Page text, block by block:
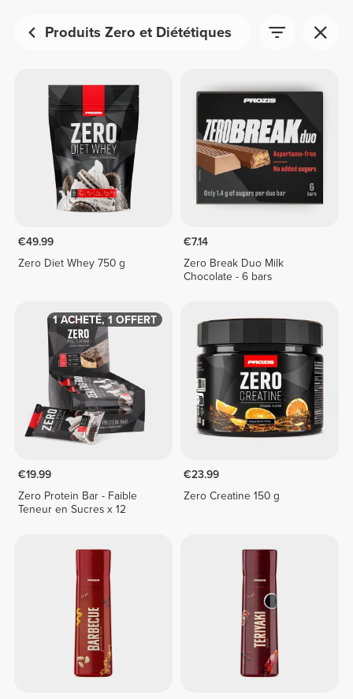
Produits Zero et Diététiques
€49.99
Zero Diet Whey 750 g
€7.14
Zero Break Duo Milk
Chocolate - 6 bars
1 ACHETÉ, 1 OFFERT
€19.99
Zero Protein Bar - Faible
Teneur en Sucres x 12
€23.99
Zero Creatine 150 g